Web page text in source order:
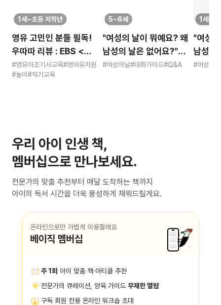
1세~초등 저학년
영유 고민인 분들 필독!
우따따 리뷰 : EBS <
영유아 사교육 보고서>
#영유아조기사교육#영어유치원
#놀이 #적기교육
5~6세
"여성의 날이 뭐예요? 왜
남성의 날은 없어요?"
묻는 어린이에게 이렇게
#여성의날#대화가이드#Q&A
1세~초
"여성
남성의
묻는
#여성의날
우리 아이 인생 책,
멤버십으로 만나보세요.
전문가의 맞춤 추천부터 매달 도착하는 책까지
아이의 독서 시간을 더욱 풍성하게 채워드릴게요.
온라인으로만 가볍게 이용할래요
베이직 멤버십
주 1회 아이 맞춤 책·아티클 추천
전문가의 큐레이션, 양육 가이드 무제한 열람
구독 회원 전용 온라인 워크숍 초대